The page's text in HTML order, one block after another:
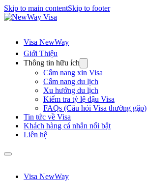
Skip to main contentSkip to footer
Visa NewWay
Giới Thiệu
Thông tin hữu ích
Cẩm nang xin Visa
Cẩm nang du lịch
Xu hướng du lịch
Kiểm tra tỷ lệ đậu Visa
FAQs (Câu hỏi Visa thường gặp)
Tin tức về Visa
Khách hàng cá nhân nổi bật
Liên hệ
Visa NewWay